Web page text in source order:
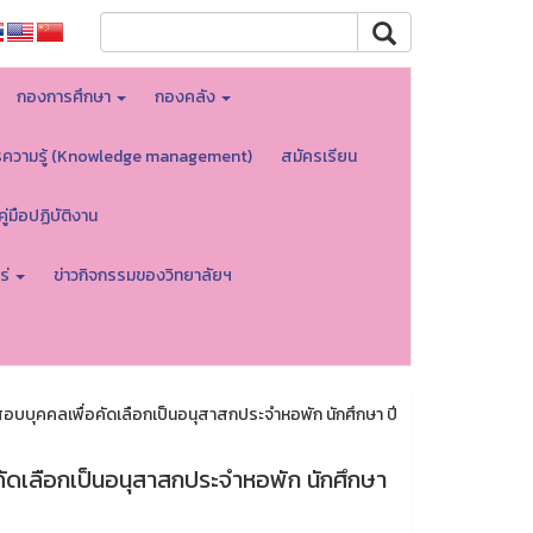
กองการศึกษา กองคลัง
วามรู้ (Knowledge management) สมัครเรียน
มือปฏิบัติงาน
ข่าวกิจกรรมของวิทยาลัยฯ
บบุคคลเพื่อคัดเลือกเป็นอนุสาสกประจำหอพัก นักศึกษา ปี
เลือกเป็นอนุสาสกประจำหอพัก นักศึกษา